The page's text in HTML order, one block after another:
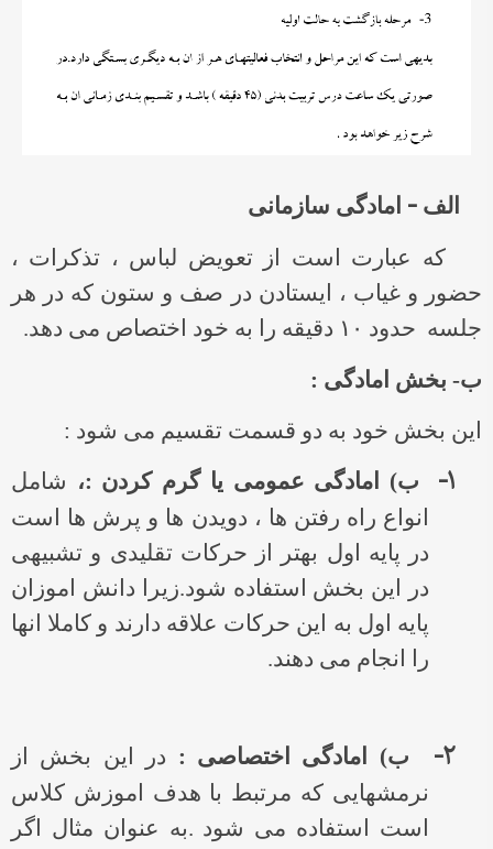
الف – امادگی سازمانی
که عبارت است از تعویض لباس ، تذکرات ،
حضور و غیاب ، ایستادن در صف و ستون که در هر
جلسه حدود ۱۰ دقیقه را به خود اختصاص می دهد.
ب- بخش امادگی :
این بخش خود به دو قسمت تقسیم می شود :
۱- ب) امادگی عمومی یا گرم کردن :، شامل
انواع راه رفتن ها ، دویدن ها و پرش ها است
در پایه اول بهتر از حرکات تقلیدی و تشبیهی
در این بخش استفاده شود.زیرا دانش اموزان
پایه اول به این حرکات علاقه دارند و کاملا انها
را انجام می دهند.
۲- ب) امادگی اختصاصی : در این بخش از
نرمشهایی که مرتبط با هدف اموزش کلاس
است استفاده می شود .به عنوان مثال اگر